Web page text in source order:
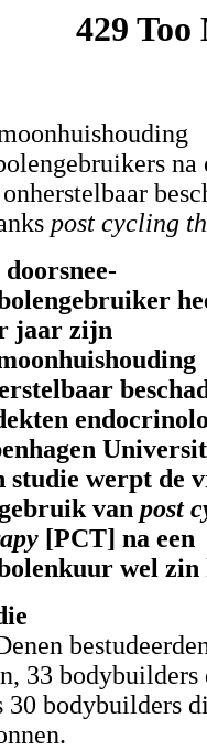
na
post cycling
doorsnee-
jaar zijn
studie werpt de
van post
[PCT] na een
wel zin
33
30 bodybuilders